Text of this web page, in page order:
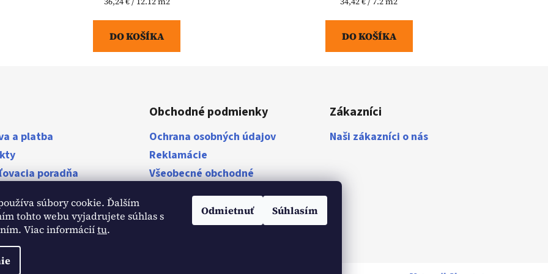
súbory cookie. Ďalším
tohto webu vyjadrujete súhlas s
Viac informáciítu.
Odmietnuť Súhlasím
DO KOŠÍKA DO KOŠÍKA
a platba
poradňa
Obchodné podmienky
Ochrana osobných údajov
Reklamácie
Všeobecné obchodné
podmienky
Zákazníci
Naši zákazníci o nás